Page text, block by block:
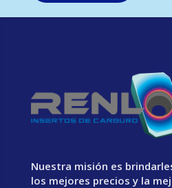
Nuestra misión es
los mejores precios y la